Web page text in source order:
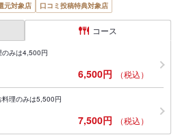
元対象店 口コミ投稿特典対象店
コース
のみは4,500円
6,500円 （税込）
理のみは5,500円
7,500円 （税込）